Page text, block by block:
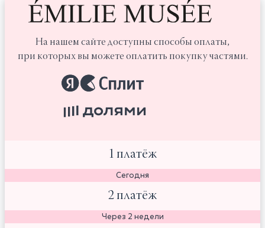
На нашем сайте доступны способы оплаты,
при которых вы можете оплатить покупку частями.
1 платёж
Сегодня
2 платёж
Через 2 недели